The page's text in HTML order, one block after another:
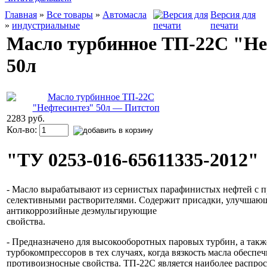
Главная » Все товары » Автомасла
» индустриальные
Версия для
печати
Масло турбинное ТП-22С
50л
2283 руб.
Кол-во:
"ТУ 0253-016-65611335-2012"
- Масло вырабатывают из сернистых парафинистых нефтей с
селективными растворителями. Содержит присадки,
антикоррозийные деэмульгирующие
- Предназначено для высокооборотных паровых турбин, а
турбокомпрессоров в тех случаях, когда вязкость масла
противоизносные свойства. ТП-22С является наиболее